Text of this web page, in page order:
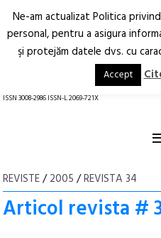
Arhitectură.
Oraș.
ISSN 3008-2986 ISSN-L 2069-721X
REVISTE/2005 /REVISTA 34
Articol revista #
Ne-am actualizat Politica
personal, pentru a asigura
şi protejăm datele dvs. cu
Accept